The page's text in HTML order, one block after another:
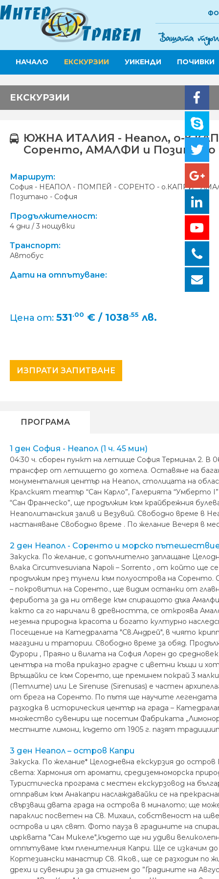
НАЧАЛО ЕКСКУРЗИИ УИКЕНДИ ПОЧИВКИ
ЕКСКУРЗИИ
ЮЖНА ИТАЛИЯ - Неапол, о-в
Соренто, АМАЛФИ и Позитано
Маршрут:
София - НЕАПОЛ - ПОМПЕЙ - СОРЕНТО - о.КАПРИ -
Позитано - София
Продължителност:
4 дни / 3 нощувки
Транспорт:
Автобус
Дати на отпътуване:
Цена от: 531.00 € / 1038.55 лв.
ИЗПРАТИ ЗАПИТВАНЕ
ПРОГРАМА
1 ден София - Нeапол (1 ч. 45 мин)
04:30 ч. сборен пункт на летище София Терминал 2. В
трансфер от летището до хотела. Оставяне на
монументалния център на Неапол, столицата на
Кралският театър “Сан Карло”, Галерията “Умберто
“Сан Франческо”, ще продължим към крайбрежния
Неаполитанския залив и Везувий. Свободно време в
настаняване Свободно време . По желание Вечеря в
2 ден Неапол - Соренто и морско
Закуска. По желание, с допълнително заплащане
влака Circumvesuviana Napoli – Sorrento , от който ще
продължим през тунели към полуострова на
– покровитил на Соренто., ще видим останки от
ферибота за да ни отведе към спиращото дъха
както са го наричали в древността, се откроява
неземна природна красота и богато културно
Посещение на Катедралата "Св.Андрей", в чиято
магазини и тратории. Свободно време за обяд.
Фурори , Праяно и вилата на София Лорен до
центъра на това приказно градче с цветни къщи и
Връщайки се към Соренто, ще преминем покрай 3
(Петлите) или Le Sirenuse (Sirenusas) е частен
от брега на Соренто. По пътя ще научите легендата
разходка в историческия център на града –
множество сувенири ще посетим Фабриката
местните лимони, където от 1905 г. пазят
3 ден Неапол – остров Капри
Закуска. По желание* Целодневна екскурзия до
света: Хармония от аромати, средиземноморска
Tуристическа програма с местен екскурзовод на
отправим към Анакапри наслаждавайки се на
свързващ двата града на острова в миналото; ще
параклис посветен на Св. Михаил, собственост на
острова и цял свят. Фото пауза в градините на
църквата "Сан Микеле",където ще ни удиви
отпътуваме към пленителния Капри. Ще се изкачим
Кортезиански манастир Св. Яков., ще се разходим по
дрехи и сувенири за да стигнем до ”Градините на